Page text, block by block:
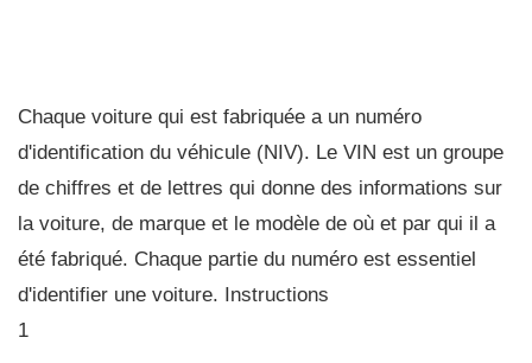
Chaque voiture qui est fabriquée a un numéro
d'identification du véhicule (NIV). Le VIN est un groupe
de chiffres et de lettres qui donne des informations sur
la voiture, de marque et le modèle de où et par qui il a
été fabriqué. Chaque partie du numéro est essentiel
d'identifier une voiture. Instructions
1